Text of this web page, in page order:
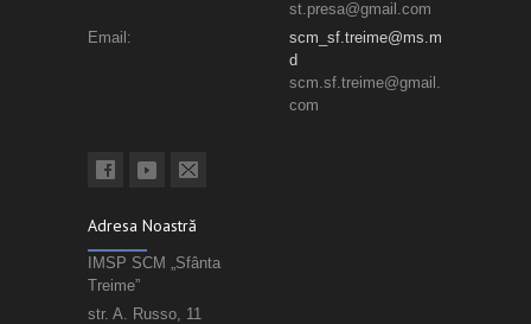
st.presa@gmail.com
Email:
scm_sf.treime@ms.m
d
scm.sf.treime@gmail.
com
Adresa Noastră
IMSP SCM „Sfânta
Treime”
str. A. Russo, 11